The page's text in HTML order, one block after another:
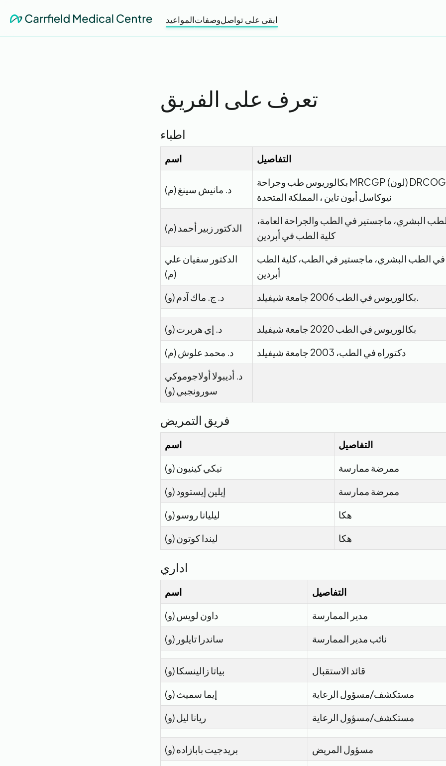
المواعيدوصفاتابقى على تواصل
تعرف على الفريق
اطباء
اسم التفاصيل
د. مانيش سينغ (م)
بكالوريوس طب وجراحة MRCGP (لون) DRCOG مسجل 1991 -
نيوكاسل أبون تاين ، المملكة المتحدة
الدكتور زبير أحمد (م)
البشري، ماجستير في الطب والجراحة العامة،
كلية الطب في أبردين
الدكتور سفيان علي
(م)
في الطب البشري، ماجستير في الطب، كلية الطب
أبردين
د. ج. ماك آدم (و)
بكالوريوس في الطب 2006 جامعة شيفيلد.
د. إي هربرت (و)
بكالوريوس في الطب 2020 جامعة شيفيلد
د. محمد علوش (م)
دكتوراه في الطب، 2003 جامعة شيفيلد
د. أديبولا أولاجوموكي
سورونجبي (و)
فريق التمريض
اسم
التفاصيل
نيكي كينيون (و)
ممرضة ممارسة
إيلين إيستوود (و)
ممرضة ممارسة
ليليانا روسو (و)
هكا
ليندا كوتون (و)
هكا
اداري
اسم
التفاصيل
داون لويس (و)
مدير الممارسة
ساندرا تايلور (و)
نائب مدير الممارسة
بياتا زالينسكا (و)
قائد الاستقبال
إيما سميث (و)
مستكشف/مسؤول الرعاية
ريانا ليل (و)
مستكشف/مسؤول الرعاية
بريدجيت بابازاده (و)
مسؤول المريض